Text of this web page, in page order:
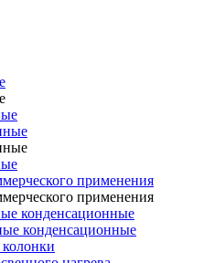
применения
применения
конденсационные
конденсационные